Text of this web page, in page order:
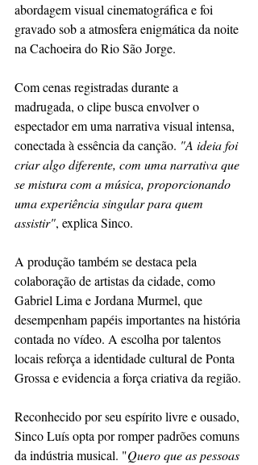
abordagem visual cinematográfica e foi
gravado sob a atmosfera enigmática da noite
na Cachoeira do Rio São Jorge.
Com cenas registradas durante a
madrugada, o clipe busca envolver o
espectador em uma narrativa visual intensa,
conectada à essência da canção. "A ideia foi
criar algo diferente, com uma narrativa que
se mistura com a música, proporcionando
uma experiência singular para quem
assistir", explica Sinco.
A produção também se destaca pela
colaboração de artistas da cidade, como
Gabriel Lima e Jordana Murmel, que
desempenham papéis importantes na história
contada no vídeo. A escolha por talentos
locais reforça a identidade cultural de Ponta
Grossa e evidencia a força criativa da região.
Reconhecido por seu espírito livre e ousado,
Sinco Luís opta por romper padrões comuns
da indústria musical. "Quero que as pessoas